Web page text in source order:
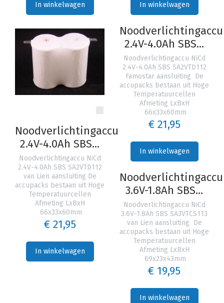
In winkelwagen In winkelwagen
Noodverlichtingaccu
2.4V-4.0Ah SBS...
Noodverlichtingaccu NiCd
2.4V-4.0Ah SBS SA2VTD112
van Lien aansluiting De
accupacks bestaan uit Hoge
Temperatuurcellen
Afmeting LxBxH
66x33x60mm
€ 21,95
In winkelwagen
Noodverlichtingaccu
2.4V-4.0Ah SBS...
Noodverlichtingaccu NiCd
2.4V-4.0Ah SBS SA2VTD112
Famostar aansluiting De
accupacks bestaan uit Hoge
Temperatuurcellen
Afmeting LxBxH
66x33x60mm
€ 21,95
In winkelwagen
Noodverlichtingaccu
3.6V-1.8Ah SBS...
Noodverlichtingaccu NiCd
3.6V-1.8Ah SBS SA3VTCS113
van Lien aansluiting De
accupacks bestaan uit Hoge
Temperatuurcellen
Afmeting LxBxH
69x23x43mm
€ 19,95
In winkelwagen